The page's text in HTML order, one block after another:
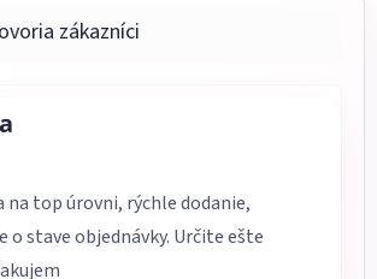
je 5 z 5 hviezdičiek.
na top úrovni, rýchle dodanie,
o stave objednávky. Určite ešte